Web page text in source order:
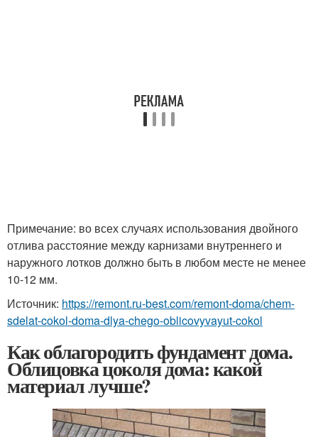
Примечание: во всех случаях использования двойного
отлива расстояние между карнизами внутреннего и
наружного лотков должно быть в любом месте не менее
10-12 мм.
Источник: https://remont.ru-best.com/remont-doma/chem-
sdelat-cokol-doma-dlya-chego-oblicovyvayut-cokol
Как облагородить фундамент дома.
Облицовка цоколя дома: какой
материал лучше?